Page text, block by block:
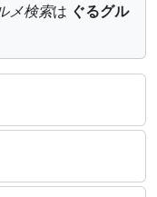
メ検索は ぐるグル